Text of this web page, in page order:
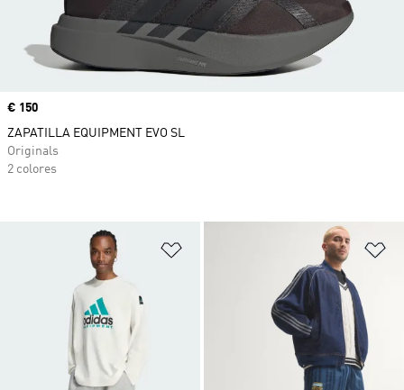
Añadir a la lista de deseos
Precio
€ 150
ZAPATILLA EQUIPMENT EVO SL
Originals
2 colores